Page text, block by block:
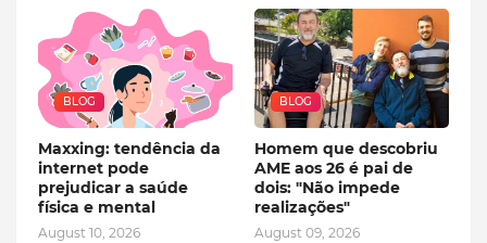
BLOG
Maxxing: tendência da
internet pode
prejudicar a saúde
física e mental
August 10, 2026
BLOG
Homem que descobriu
AME aos 26 é pai de
dois: "Não impede
realizações"
August 09, 2026